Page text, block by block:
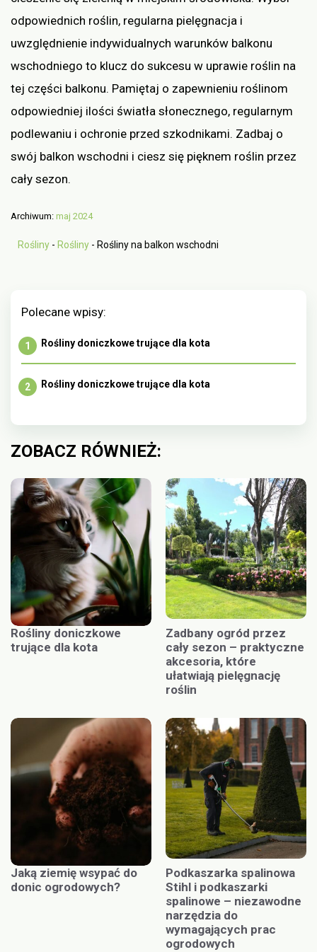
odpowiednich roślin, regularna pielęgnacja i
uwzględnienie indywidualnych warunków balkonu
wschodniego to klucz do sukcesu w uprawie roślin na
tej części balkonu. Pamiętaj o zapewnieniu roślinom
odpowiedniej ilości światła słonecznego, regularnym
podlewaniu i ochronie przed szkodnikami. Zadbaj o
swój balkon wschodni i ciesz się pięknem roślin przez
cały sezon.
Archiwum: maj 2024
Rośliny - Rośliny - Rośliny na balkon wschodni
Polecane wpisy:
Rośliny doniczkowe trujące dla kota
Rośliny doniczkowe trujące dla kota
ZOBACZ RÓWNIEŻ:
Rośliny doniczkowe
trujące dla kota
Zadbany ogród przez
cały sezon – praktyczne
akcesoria, które
ułatwiają pielęgnację
roślin
Jaką ziemię wsypać do
donic ogrodowych?
Podkaszarka spalinowa
Stihl i podkaszarki
spalinowe – niezawodne
narzędzia do
wymagających prac
ogrodowych